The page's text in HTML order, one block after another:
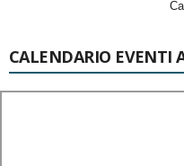
CALENDARIO EVENTI